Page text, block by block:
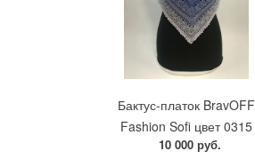
Бактус-платок BravOFF
Fashion Sofi цвет 0315
10 000 руб.